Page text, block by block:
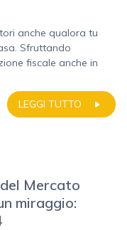
anche qualora tu
Sfruttando
fiscale anche in
LEGGI TUTTO
Mercato
miraggio: